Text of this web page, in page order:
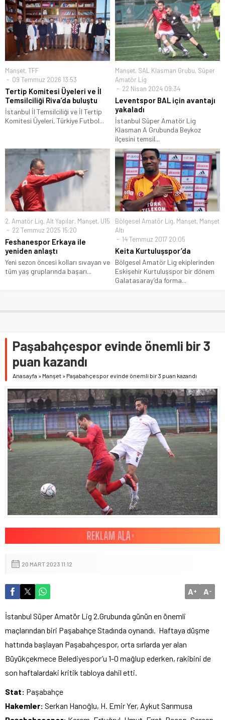
Manşet, TFF
09 Temmuz 2026 13:53
Tertip Komitesi Üyeleri ve İl
Temsilciliği Riva’da buluştu
İstanbul İl Temsilciliği ve İl Tertip
Komitesi Üyeleri, Türkiye Futbol...
Manşet, SAL Klasman Grubu, Süper
Amatör Lig
22 Nisan 2024 09:34
Leventspor BAL için avantajı
yakaladı
İstanbul Süper Amatör Lig
Klasman A Grubunda Beykoz
ilçesini temsil...
2. Amatör Lig, Alt Yapılar, Manşet, U15
22 Temmuz 2025 15:20
Feshanespor Erkaya ile
yeniden anlaştı
Yeni sezon öncesi kolları sıvayan ve
tüm yaş gruplarında başarı...
Bölgesel Amatör Lig, Manşet, Manşet
Altı
14 Temmuz 2017 20:05
Keita Kurtuluşspor’da
Bölgesel Amatör Lig ekiplerinden
Eskişehir Kurtuluşspor bir dönem
Galatasaray’da forma...
Paşabahçespor evinde önemli bir 3
puan kazandı
Anasayfa » Manşet » Paşabahçespor evinde önemli bir 3 puan kazandı
20 MART 2023 11:12
A+ A-
İstanbul Süper Amatör Lig 2.Grubunda günün en önemli
maçlarından biri Paşabahçe Stadında oynandı. Haftaya düşme
hattında başlayan Paşabahçespor, orta sırlarda yer alan
Büyükçekmece Belediyespor’u 1-0 mağlup ederken, rakibini de
son haftalardaki kritik tabloya dahil etti.
Stat: Paşabahçe
Hakemler: Serkan Hanoğlu, H. Emir Yer, Aykut Sarımusa